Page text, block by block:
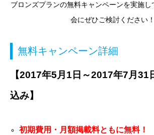
ブロンズプランの無料キャンペーンを実施
会にぜひご検討ください！
無料キャンペーン詳細
【2017年5月1日～2017年7月31
込み】
初期費用・月額掲載料ともに無料！